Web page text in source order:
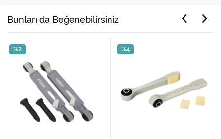
Bunları da Beğenebilirsiniz
%2 %4